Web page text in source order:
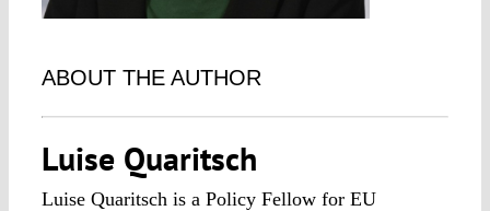
ABOUT THE AUTHOR
Luise Quaritsch
Luise Quaritsch is a Policy Fellow for EU